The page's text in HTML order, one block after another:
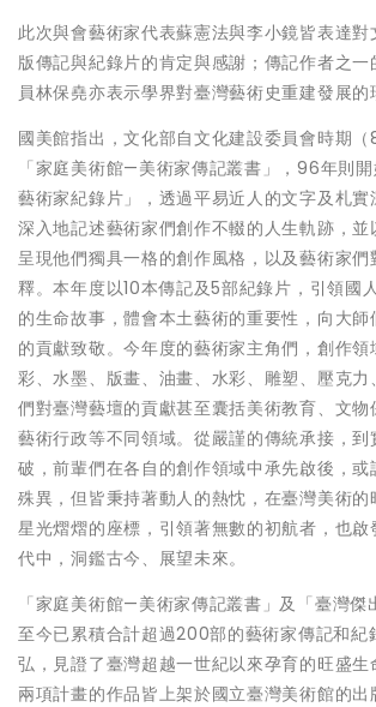
此次與會藝術家代表蘇憲法與李小鏡皆表達對
版傳記與紀錄片的肯定與感謝；傳記作者之
員林保堯亦表示學界對臺灣藝術史重建發展的
國美館指出，文化部自文化建設委員會時期
「家庭美術館—美術家傳記叢書」，96年則
藝術家紀錄片」，透過平易近人的文字及札實
深入地記述藝術家們創作不輟的人生軌跡，並
呈現他們獨具一格的創作風格，以及藝術家
釋。本年度以10本傳記及5部紀錄片，引領國
的生命故事，體會本土藝術的重要性，向大
的貢獻致敬。今年度的藝術家主角們，創作領
彩、水墨、版畫、油畫、水彩、雕塑、壓克
們對臺灣藝壇的貢獻甚至囊括美術教育、文物
藝術行政等不同領域。從嚴謹的傳統承接，到
破，前輩們在各自的創作領域中承先啟後，或
殊異，但皆秉持著動人的熱忱，在臺灣美術的
星光熠熠的座標，引領著無數的初航者，也
代中，洞鑑古今、展望未來。
「家庭美術館—美術家傳記叢書」及「臺灣傑
至今已累積合計超過200部的藝術家傳記和紀
弘，見證了臺灣超越一世紀以來孕育的旺盛生
兩項計畫的作品皆上架於國立臺灣美術館的